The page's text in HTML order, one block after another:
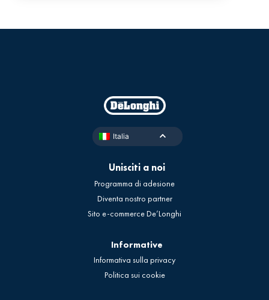
Italia
Unisciti a noi
Programma di adesione
Diventa nostro partner
Sito e-commerce De’Longhi
Informative
Informativa sulla privacy
Politica sui cookie